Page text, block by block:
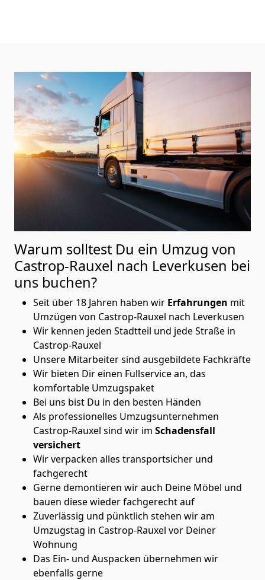
Warum solltest Du ein Umzug von
Castrop-Rauxel nach Leverkusen bei
uns buchen?
Seit über 18 Jahren haben wir Erfahrungen mit
Umzügen von Castrop-Rauxel nach Leverkusen
Wir kennen jeden Stadtteil und jede Straße in
Castrop-Rauxel
Unsere Mitarbeiter sind ausgebildete Fachkräfte
Wir bieten Dir einen Fullservice an, das
komfortable Umzugspaket
Bei uns bist Du in den besten Händen
Als professionelles Umzugsunternehmen
Castrop-Rauxel sind wir im Schadensfall
versichert
Wir verpacken alles transportsicher und
fachgerecht
Gerne demontieren wir auch Deine Möbel und
bauen diese wieder fachgerecht auf
Zuverlässig und pünktlich stehen wir am
Umzugstag in Castrop-Rauxel vor Deiner
Wohnung
Das Ein- und Auspacken übernehmen wir
ebenfalls gerne